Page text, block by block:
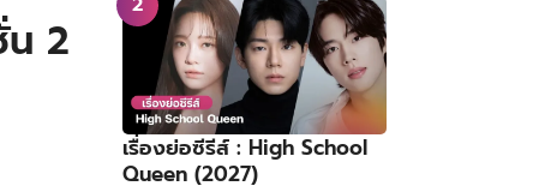
น 2
เรื่องย่อซีรีส์ : High School
Queen (2027)